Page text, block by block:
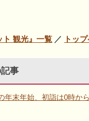
ト 観光』一覧 ／ トッ
事
年末年始、初詣は0時か